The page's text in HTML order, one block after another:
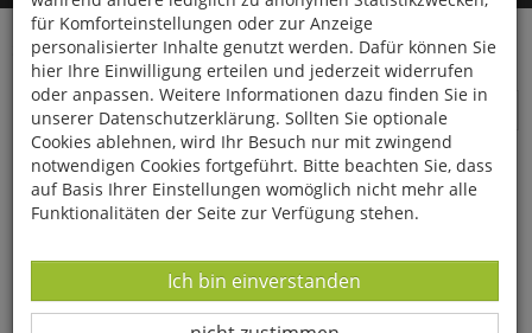
Startseite Bücher Aula-Verlag Ornithologie
Ornithologie
für Komforteinstellungen oder zur Anzeige
personalisierter Inhalte genutzt werden. Dafür können Sie
hier Ihre Einwilligung erteilen und jederzeit widerrufen
oder anpassen. Weitere Informationen dazu finden Sie in
unserer Datenschutzerklärung. Sollten Sie optionale
Cookies ablehnen, wird Ihr Besuch nur mit zwingend
notwendigen Cookies fortgeführt. Bitte beachten Sie, dass
auf Basis Ihrer Einstellungen womöglich nicht mehr alle
Funktionalitäten der Seite zur Verfügung stehen.
Datenverarbeitung -
Ich bin einverstanden